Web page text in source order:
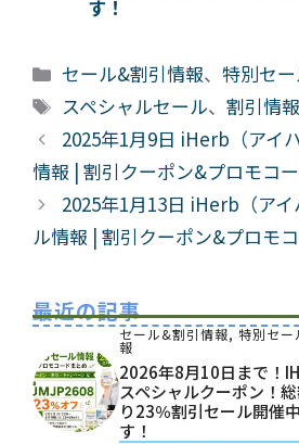
す！
カ
テ
ゴ
リ
ー
セール&割引情報、特別セ
タ
グ
スペシャルセール、割引情報
2025年1月9日 iHerb（アイ
情報 | 割引クーポン&プロモコ
2025年1月13日 iHerb（ア
ル情報 | 割引クーポン&プロモ
最近の記事
セール&割引情報, 特別セー
報
2026年8月10日まで！
スペシャルクーポン！
り23％割引セール開催
す！